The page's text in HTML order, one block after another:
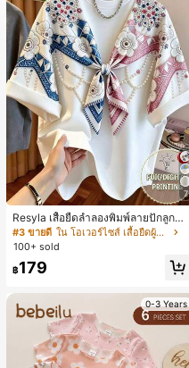
7
Resyla เสื้อยืดลำลองพิมพ์ลายปักลูกปัด
รูปโบว์ขนาดใหญ่สำหรับผู้หญิง
#3 ขายดี
ใน โอเวอร์ไซส์ เสื้อยืดผู้หญิง
100+ sold
฿179
0-3 Years